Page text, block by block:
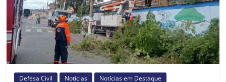
Defesa Civil Notícias Notícias em Destaque